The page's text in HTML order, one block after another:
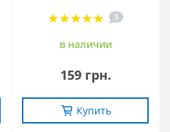
3
в наличии
159 грн.
Купить